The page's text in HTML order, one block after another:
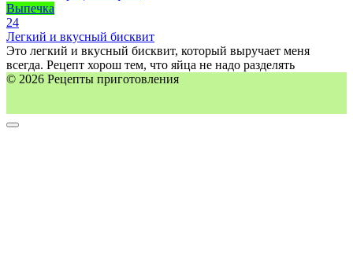
Выпечка
24
Легкий и вкусный бисквит
Это легкий и вкусный бисквит, который выручает меня
всегда. Рецепт хорош тем, что яйца не надо разделять
© 2026 Рецепты приготовления